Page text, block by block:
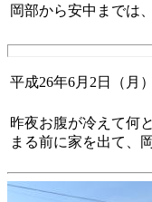
岡部から安中までは
平成26年6月2日
昨夜お腹が冷えて何
まる前に家を出て、